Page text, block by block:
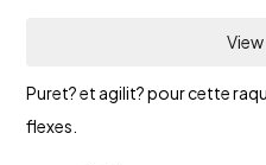
Puret? et agilit? pour cette
flexes.